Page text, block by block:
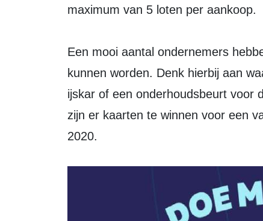
maximum van 5 loten per aankoop.
Een mooi aantal ondernemers
kunnen worden. Denk hierbij aan
ijskar of een onderhoudsbeurt voor
zijn er kaarten te winnen voor een
2020.